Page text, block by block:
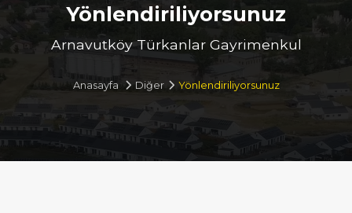
Yönlendiriliyorsunuz
Arnavutköy Türkanlar Gayrimenkul
Anasayfa Diğer Yönlendiriliyorsunuz